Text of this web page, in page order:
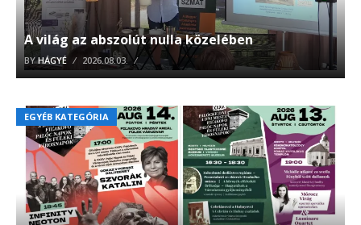
A világ az abszolút nulla közelében
BYHÁGYÉ 2026.08.03.
EGYÉB KATEGÓRIA